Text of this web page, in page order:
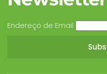
Endereço de Email